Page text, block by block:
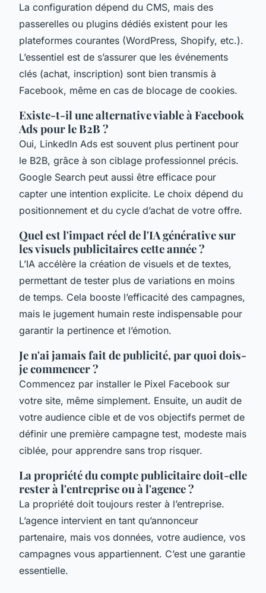
La configuration dépend du CMS, mais des
passerelles ou plugins dédiés existent pour les
plateformes courantes (WordPress, Shopify, etc.).
L’essentiel est de s’assurer que les événements
clés (achat, inscription) sont bien transmis à
Facebook, même en cas de blocage de cookies.
Existe-t-il une alternative viable à Facebook
Ads pour le B2B ?
Oui, LinkedIn Ads est souvent plus pertinent pour
le B2B, grâce à son ciblage professionnel précis.
Google Search peut aussi être efficace pour
capter une intention explicite. Le choix dépend du
positionnement et du cycle d’achat de votre offre.
Quel est l'impact réel de l'IA générative sur
les visuels publicitaires cette année ?
L’IA accélère la création de visuels et de textes,
permettant de tester plus de variations en moins
de temps. Cela booste l’efficacité des campagnes,
mais le jugement humain reste indispensable pour
garantir la pertinence et l’émotion.
Je n'ai jamais fait de publicité, par quoi dois-
je commencer ?
Commencez par installer le Pixel Facebook sur
votre site, même simplement. Ensuite, un audit de
votre audience cible et de vos objectifs permet de
définir une première campagne test, modeste mais
ciblée, pour apprendre sans trop risquer.
La propriété du compte publicitaire doit-elle
rester à l'entreprise ou à l'agence ?
La propriété doit toujours rester à l’entreprise.
L’agence intervient en tant qu’annonceur
partenaire, mais vos données, votre audience, vos
campagnes vous appartiennent. C’est une garantie
essentielle.